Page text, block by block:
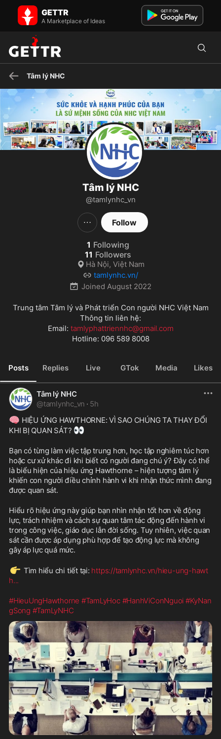
Tâm lý NHC on GETTR - Profile and Posts
Trung tâm Tâm lý và Phát triển Con người NHC Việt Nam Thông tin
liên hệ: Email: tamlyphattriennhc@gmail.com Hotline: ...
GETTR
A Marketplace of Ideas
Tâm lý NHC
Tâm lý NHC
@tamlynhc_vn
Follow
1 Following
11 Followers
Hà Nội, Việt Nam
tamlynhc.vn/
Joined August 2022
Trung tâm Tâm lý và Phát triển Con người NHC Việt Nam
Thông tin liên hệ:
Email: tamlyphattriennhc@gmail.com
Hotline: 096 589 8008
Posts Replies Live GTok Media Likes
Tâm lý NHC
@tamlynhc_vn · 5h
🧠 HIỆU ỨNG HAWTHORNE: VÌ SAO CHÚNG TA THAY ĐỔI
KHI BỊ QUAN SÁT? 👀
Bạn có từng làm việc tập trung hơn, học tập nghiêm túc hơn
hoặc cư xử khác đi khi biết có người đang chú ý? Đây có thể
là biểu hiện của hiệu ứng Hawthorne – hiện tượng tâm lý
khiến con người điều chỉnh hành vi khi nhận thức mình đang
được quan sát.
Hiểu rõ hiệu ứng này giúp bạn nhìn nhận tốt hơn về động
lực, trách nhiệm và cách sự quan tâm tác động đến hành vi
trong công việc, giáo dục lẫn đời sống. Tuy nhiên, việc quan
sát cần được áp dụng phù hợp để tạo động lực mà không
gây áp lực quá mức.
👉 Tìm hiểu chi tiết tại: https://tamlynhc.vn/hieu-ung-hawt
h...
#HieuUngHawthorne #TamLyHoc #HanhViConNguoi #KyNan
gSong #TamLyNHC